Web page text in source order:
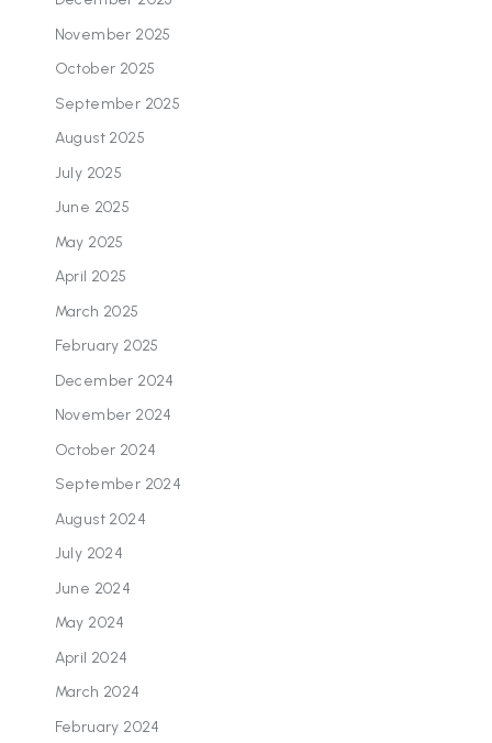
November 2025
October 2025
September 2025
August 2025
July 2025
June 2025
May 2025
April 2025
March 2025
February 2025
December 2024
November 2024
October 2024
September 2024
August 2024
July 2024
June 2024
May 2024
April 2024
March 2024
February 2024